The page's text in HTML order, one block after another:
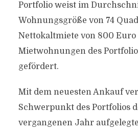
Portfolio weist im
Wohnungsgröße von 74
Nettokaltmiete von 800 Euro
Mietwohnungen des
gefördert.
Mit dem neuesten Ankauf
Schwerpunkt des Portfolios
vergangenen Jahr